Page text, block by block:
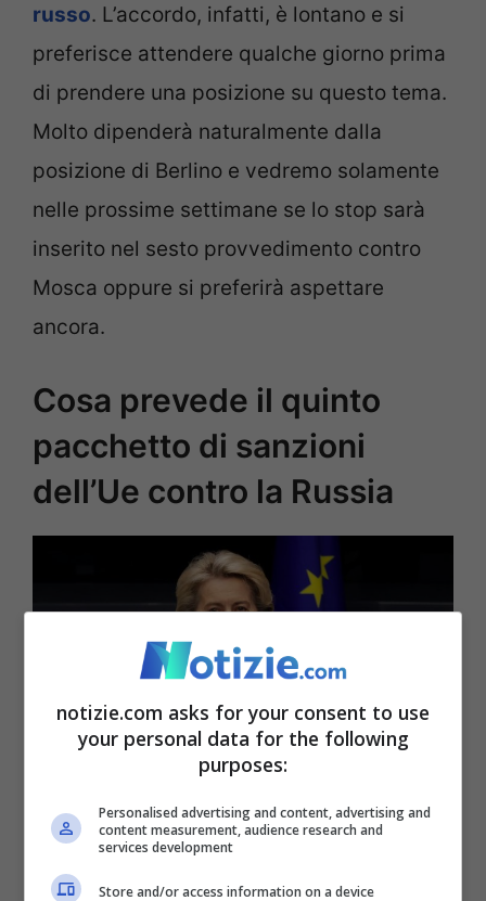
russo. L’accordo, infatti, è lontano e si
preferisce attendere qualche giorno prima
di prendere una posizione su questo tema.
Molto dipenderà naturalmente dalla
posizione di Berlino e vedremo solamente
nelle prossime settimane se lo stop sarà
inserito nel sesto provvedimento contro
Mosca oppure si preferirà aspettare
ancora.
Cosa prevede il quinto
pacchetto di sanzioni
dell’Ue contro la Russia
Russia © Ansa
La discussione tra i Paesi membri è ancora
notizie.com asks for your consent to use
your personal data for the following
purposes:
Personalised advertising and content, advertising and
content measurement, audience research and
services development
Store and/or access information on a device